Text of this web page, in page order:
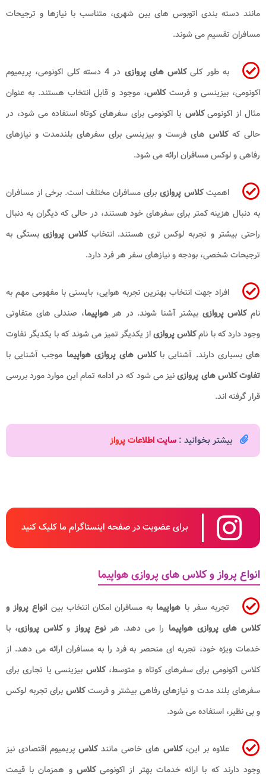
مانند دسته بندی اتوبوس های بین شهری، متناسب با نیازها و ترجیحات
مسافران تقسیم می شوند.
به طور کلیکلاس های پروازی
در 4 دسته کلی اکونومی، پریمیوم
اکونومی، بیزینسی و فرستکلاس، موجود و قابل انتخاب هستند. به عنوان
مثال از اکونومیکلاس یا اکونومی برای سفرهای کوتاه استفاده می شود، در
حالی کهکلاس های فرست و بیزینسی برای سفرهای بلندمدت و نیازهای
رفاهی و لوکس مسافران ارائه می شود.
اهمیتکلاس پروازی برای مسافران مختلف است. برخی از مسافران
به دنبال هزینه کمتر برای سفرهای خود هستند، در حالی که دیگران به دنبال
راحتی بیشتر و تجربه لوکس تری هستند. انتخابکلاس پروازیبستگی به
ترجیحات شخصی، بودجه و نیازهای سفر هر فرد دارد.
افراد جهت انتخاب بهترین تجربه هوایی، بایستی با مفهومی مهم به
نامکلاس پروازی بیشتر آشنا شوند. در هرهواپیما، صندلی های متفاوتی
وجود دارد که با نامکلاس پروازیاز یکدیگر تمیز می شوند که با یکدیگر تفاوت
های بسیاری دارند. آشنایی باکلاس های پروازی هواپیما موجب آشنایی با
تفاوت کلاس های پروازینیز می شود که در ادامه تمام این موارد مورد بررسی
قرار گرفته اند.
بیشتر بخوانید : سایت اطلاعات پرواز
برای عضویت در صفحه اینستاگرام ما کلیک کنید
انواع پرواز و کلاس های پروازی هواپیما
تجربه سفر با هواپیما به مسافران امکان انتخاب بین انواع پرواز و
کلاس های پروازی هواپیما را می دهد. هرنوع پروازوکلاس پروازی، با
خدمات ویژه خود، تجربه ای منحصر به فرد را به مسافران ارائه می دهد. از
کلاس اکونومی برای سفرهای کوتاه و متوسط،کلاس بیزینسی یا تجاری برای
سفرهای بلند مدت و نیازهای رفاهی بیشتر و فرستکلاس برای تجربه لوکس
و بی نظیر، استفاده می شود.
علاوه بر این،کلاس های خاصی مانندکلاسپریمیوم اقتصادی نیز
وجود دارند که با ارائه خدمات بهتر از اکونومیکلاس و همزمان با قیمت